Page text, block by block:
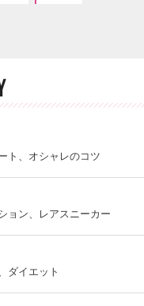
ト、オシャレのコツ
ョン、レアスニーカー
ダイエット